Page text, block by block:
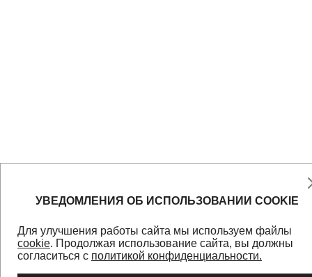
УВЕДОМЛЕНИЯ ОБ ИСПОЛЬЗОВАНИИ COOKIE
Для улучшения работы сайта мы используем файлы
cookie. Продолжая использование сайта, вы должны
согласиться с политикой конфиденциальности.